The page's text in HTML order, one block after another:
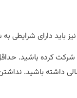
باید دارای شرایطی
داشته باشید.